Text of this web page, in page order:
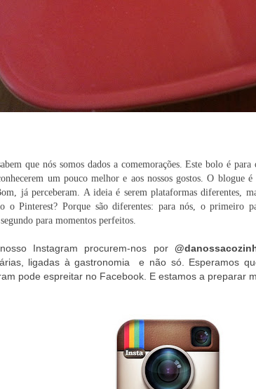
que nós somos dados a comemorações. Este bolo é
um pouco melhor e aos nossos gostos. O blogue
já perceberam. A ideia é serem plataformas diferentes,
o Pinterest? Porque são diferentes: para nós, o primeiro
para momentos perfeitos.
Instagram procurem-nos por
ligadas à gastronomia e não só. Esperamos
pode espreitar no Facebook. E estamos a preparar